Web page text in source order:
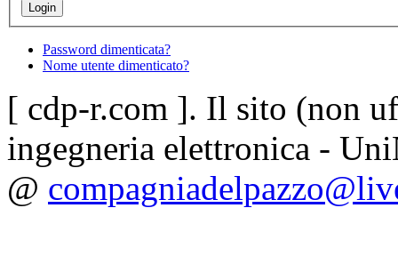
Password dimenticata?
Nome utente dimenticato?
[ cdp-r.com ]. Il sito (non
ingegneria elettronica -
@